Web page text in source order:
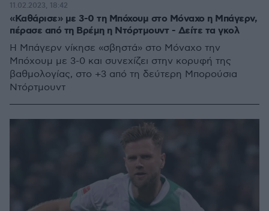
«Καθάρισε» με 3-0 τη Μπόχουμ στο Μόναχο η Μπάγερν,
πέρασε από τη Βρέμη η Ντόρτμουντ - Δείτε τα γκολ
H Μπάγερν νίκησε «σβηστά» στο Μόναχο την
Μπόχουμ με 3-0 και συνεχίζει στην κορυφή της
βαθμολογίας, στο +3 από τη δεύτερη Μπορούσια
Ντόρτμουντ
11.02.2023, 18:42